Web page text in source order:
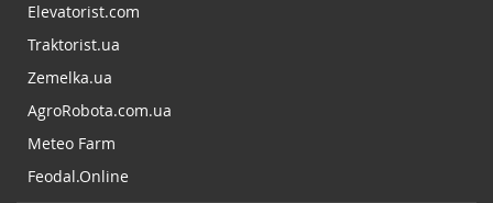
Elevatorist.com
Traktorist.ua
Zemelka.ua
AgroRobota.com.ua
Meteo Farm
Feodal.Online